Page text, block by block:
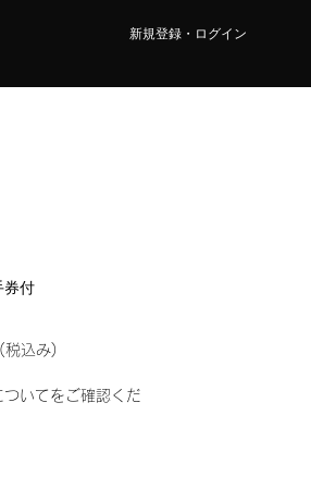
新規登録・ログイン
券付
税込み)
いてをご確認くだ